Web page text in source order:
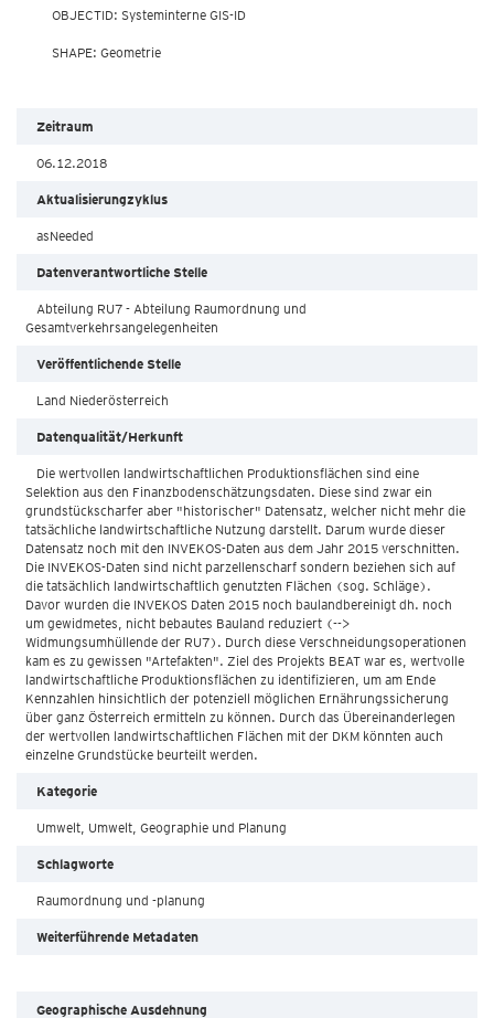
Zeitraum
06.12.2018
Aktualisierungzyklus
asNeeded
Datenverantwortliche Stelle
Abteilung RU7 - Abteilung Raumordnung und
Gesamtverkehrsangelegenheiten
Veröffentlichende Stelle
Land Niederösterreich
Datenqualität/Herkunft
Die wertvollen landwirtschaftlichen Produktionsflächen sind eine
Selektion aus den Finanzbodenschätzungsdaten. Diese sind zwar ein
grundstückscharfer aber "historischer" Datensatz, welcher nicht mehr die
tatsächliche landwirtschaftliche Nutzung darstellt. Darum wurde dieser
Datensatz noch mit den INVEKOS-Daten aus dem Jahr 2015 verschnitten.
Die INVEKOS-Daten sind nicht parzellenscharf sondern beziehen sich auf
die tatsächlich landwirtschaftlich genutzten Flächen (sog. Schläge).
Davor wurden die INVEKOS Daten 2015 noch baulandbereinigt dh. noch
um gewidmetes, nicht bebautes Bauland reduziert (-->
Widmungsumhüllende der RU7). Durch diese Verschneidungsoperationen
kam es zu gewissen "Artefakten". Ziel des Projekts BEAT war es, wertvolle
landwirtschaftliche Produktionsflächen zu identifizieren, um am Ende
Kennzahlen hinsichtlich der potenziell möglichen Ernährungssicherung
über ganz Österreich ermitteln zu können. Durch das Übereinanderlegen
der wertvollen landwirtschaftlichen Flächen mit der DKM könnten auch
einzelne Grundstücke beurteilt werden.
Kategorie
Umwelt, Umwelt, Geographie und Planung
Schlagworte
Raumordnung und -planung
Weiterführende Metadaten
Geographische Ausdehnung